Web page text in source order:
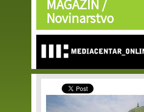
Skip to
main
content
MAGAZIN /
Novinarstvo